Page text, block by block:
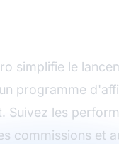
simplifie le
programme
Suivez les
commissions et